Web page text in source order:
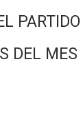
PARTIDO
DEL MES